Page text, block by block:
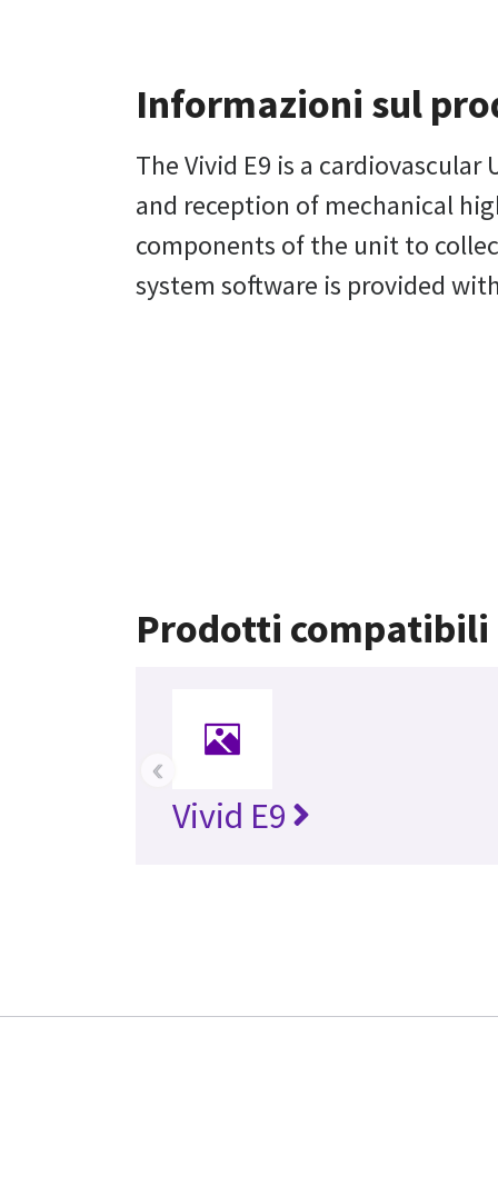
Informazioni sul
The Vivid E9 is a
and reception of mechanical
components of the unit to
system software is provided
Prodotti compatibili
Vivid E9
‹